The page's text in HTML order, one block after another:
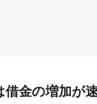
金の増加が